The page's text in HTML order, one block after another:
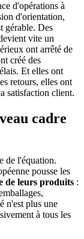
d'opérations à
d'orientation,
gérable. Des
vite un
ont arrêté de
créé des
Et elles ont
retours, elles ont
satisfaction client.
cadre
de l'équation.
pousse les
de leurs produits :
n'est plus une
à tous les